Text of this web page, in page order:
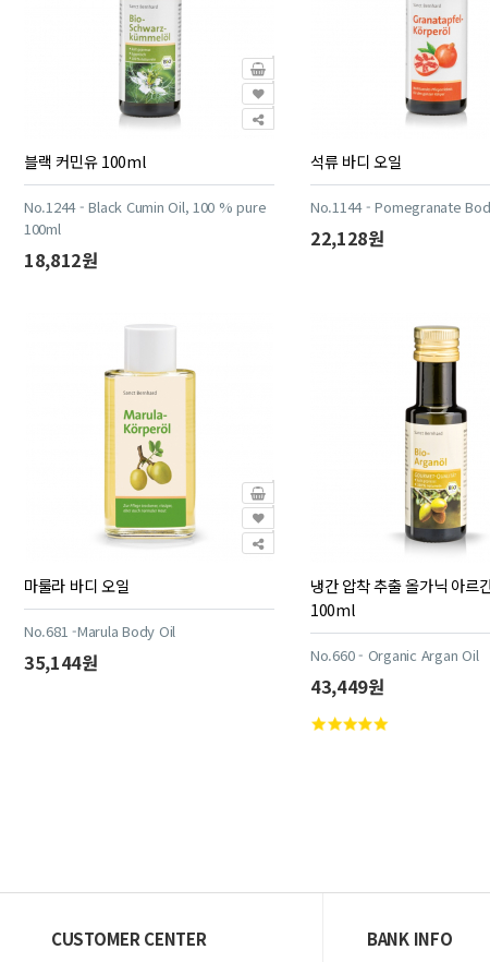
블랙 커민유 100ml
No.1244 - Black Cumin Oil, 100 % pure
100ml
18,812원
석류 바디 오일
No.1144 - Pomegranate
22,128원
마룰라 바디 오일
No.681 -Marula Body Oil
35,144원
냉간 압착 추출 올가닉 아르
100ml
No.660 - Organic Argan Oil
43,449원
CUSTOMER CENTER BANK INFO